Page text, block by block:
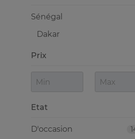
Sénégal
Dakar
Prix
Etat
D'occasion